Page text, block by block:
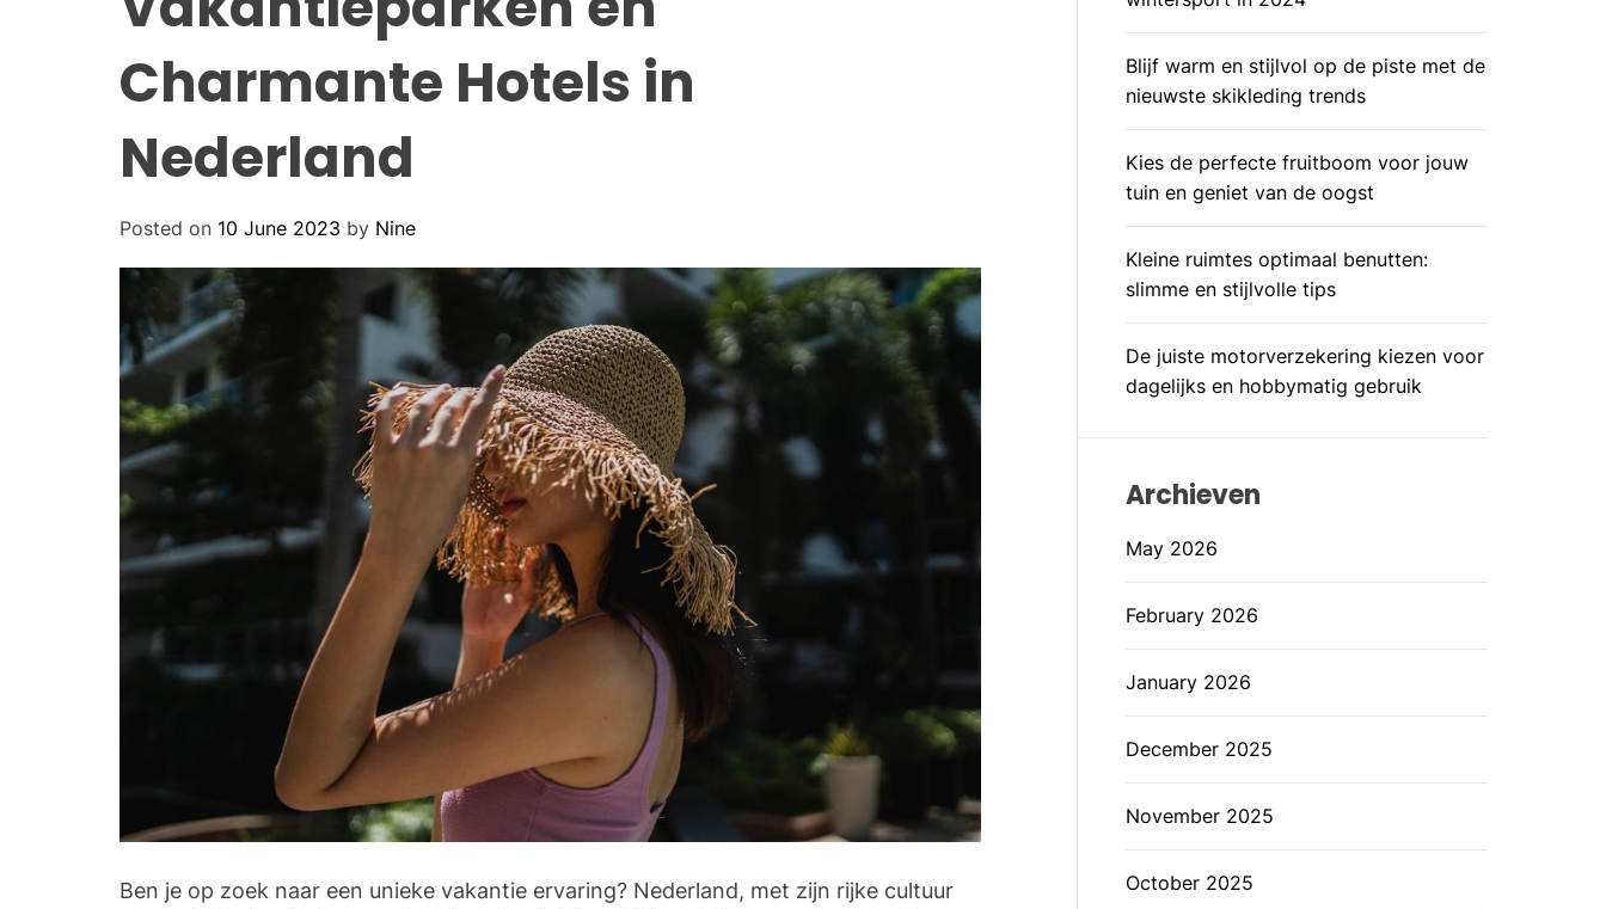
D
Charmante Hotels in
Nederland
Posted on 10 June 2023 by Nine
Ben je op zoek naar een unieke vakantie ervaring? Nederland, met zijn rijke cultuur
Blijf warm en stijlvol op de piste met de
nieuwste skikleding trends
Kies de perfecte fruitboom voor jouw
tuin en geniet van de oogst
Kleine ruimtes optimaal benutten:
slimme en stijlvolle tips
De juiste motorverzekering kiezen voor
dagelijks en hobbymatig gebruik
Archieven
May 2026
February 2026
January 2026
December 2025
November 2025
October 2025